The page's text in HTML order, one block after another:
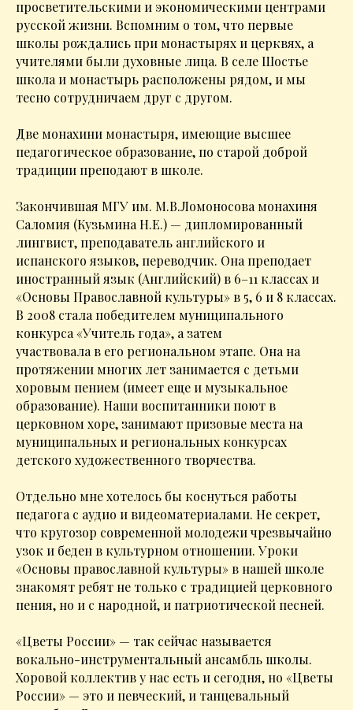
просветительскими и экономическими центрами
русской жизни. Вспомним о том, что первые
школы рождались при монастырях и церквях, а
учителями были духовные лица. В селе Шостье
школа и монастырь расположены рядом, и мы
тесно сотрудничаем друг с другом.
Две монахини монастыря, имеющие высшее
педагогическое образование, по старой доброй
традиции преподают в школе.
Закончившая МГУ им. М.В.Ломоносова монахиня
Саломия (Кузьмина Н.Е.) — дипломированный
лингвист, преподаватель английского и
испанского языков, переводчик. Она преподает
иностранный язык (Английский) в 6–11 классах и
«Основы Православной культуры» в 5, 6 и 8 классах.
В 2008 стала победителем муниципального
конкурса «Учитель года», а затем
участвовала в его региональном этапе. Она на
протяжении многих лет занимается с детьми
хоровым пением (имеет еще и музыкальное
образование). Наши воспитанники поют в
церковном хоре, занимают призовые места на
муниципальных и региональных конкурсах
детского художественного творчества.
Отдельно мне хотелось бы коснуться работы
педагога с аудио и видеоматериалами. Не секрет,
что кругозор современной молодежи чрезвычайно
узок и беден в культурном отношении. Уроки
«Основы православной культуры» в нашей школе
знакомят ребят не только с традицией церковного
пения, но и с народной, и патриотической песней.
«Цветы России» — так сейчас называется
вокально-инструментальный ансамбль школы.
Хоровой коллектив у нас есть и сегодня, но «Цветы
России» — это и певческий, и танцевальный